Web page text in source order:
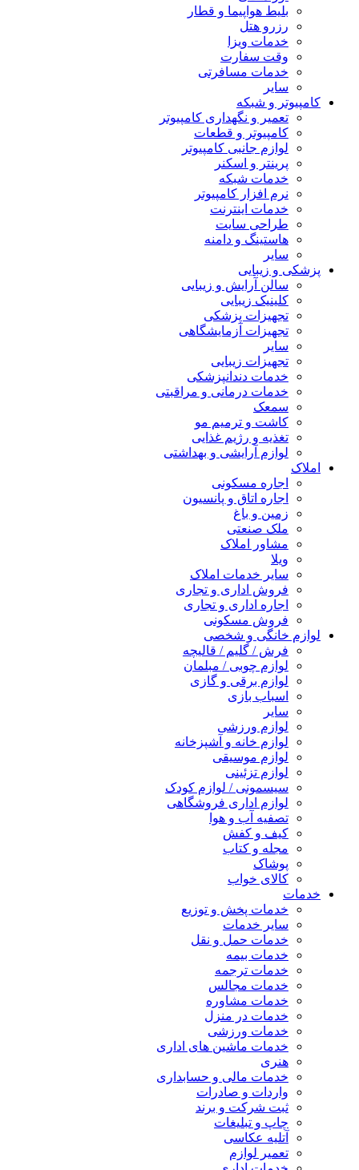
بلیط هواپیما و قطار
رزرو هتل
خدمات ویزا
وقت سفارت
خدمات مسافرتی
سایر
کامپیوتر و شبکه
تعمیر و نگهداری کامپیوتر
کامپیوتر و قطعات
لوازم جانبی کامپیوتر
پرینتر و اسکنر
خدمات شبکه
نرم افزار کامپیوتر
خدمات اینترنت
طراحی سایت
هاستینگ و دامنه
سایر
پزشکی و زیبایی
سالن آرایش و زیبایی
کلینیک زیبایی
تجهیزات پزشکی
تجهیزات آزمایشگاهی
سایر
تجهیزات زیبایی
خدمات دندانپزشکی
خدمات درمانی و مراقبتی
سمعک
کاشت و ترمیم مو
تغذیه و رژیم غذایی
لوازم آرایشی و بهداشتی
املاک
اجاره مسکونی
اجاره اتاق و پانسیون
زمین و باغ
ملک صنعتی
مشاور املاک
ویلا
سایر خدمات املاک
فروش اداری و تجاری
اجاره اداری و تجاری
فروش مسکونی
لوازم خانگی و شخصی
فرش / گلیم / قالیچه
لوازم چوبی / مبلمان
لوازم برقی و گازی
اسباب بازی
سایر
لوازم ورزشی
لوازم خانه و آشپزخانه
لوازم موسیقی
لوازم تزئینی
سیسمونی / لوازم کودک
لوازم اداری فروشگاهی
تصفیه آب و هوا
کیف و کفش
مجله و کتاب
پوشاک
کالای خواب
خدمات
خدمات پخش و توزیع
سایر خدمات
خدمات حمل و نقل
خدمات بیمه
خدمات ترجمه
خدمات مجالس
خدمات مشاوره
خدمات در منزل
خدمات ورزشی
خدمات ماشین های اداری
هنری
خدمات مالی و حسابداری
واردات و صادرات
ثبت شرکت و برند
چاپ و تبلیغات
آتلیه عکاسی
تعمیر لوازم